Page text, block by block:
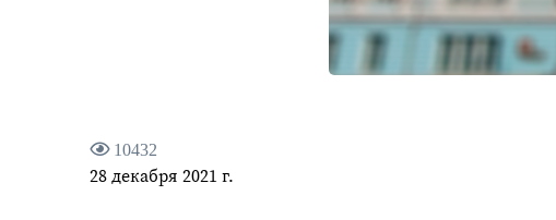
10432
28 декабря 2021 г.